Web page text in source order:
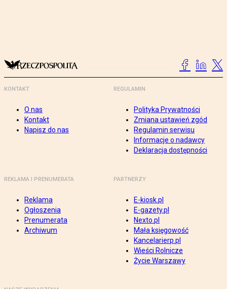
KONTAKT
O nas
Kontakt
Napisz do nas
REGULAMIN
Polityka Prywatności
Zmiana ustawień zgód
Regulamin serwisu
Informacje o nadawcy
Deklaracja dostępności
REKLAMA I PRENUMERATA
Reklama
Ogłoszenia
Prenumerata
Archiwum
PARTNERZY
E-kiosk.pl
E-gazety.pl
Nexto.pl
Mała księgowość
Kancelarierp.pl
Wieści Rolnicze
Życie Warszawy